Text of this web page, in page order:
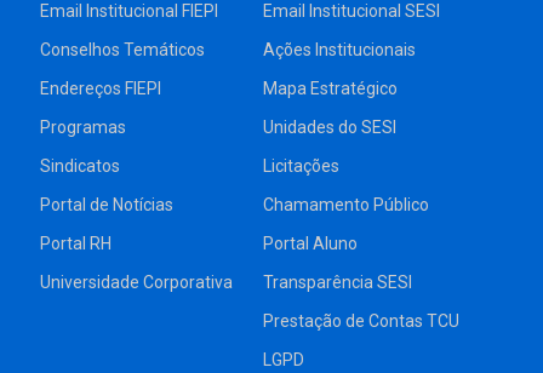
Email Institucional FIEPI
Conselhos Temáticos
Endereços FIEPI
Programas
Sindicatos
Portal de Notícias
Portal RH
Universidade Corporativa
Email Institucional SESI
Ações Institucionais
Mapa Estratégico
Unidades do SESI
Licitações
Chamamento Público
Portal Aluno
Transparência SESI
Prestação de Contas TCU
LGPD